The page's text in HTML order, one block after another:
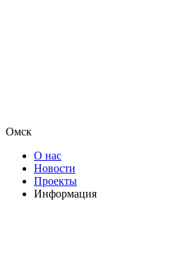
Омск
О нас
Новости
Проекты
Информация